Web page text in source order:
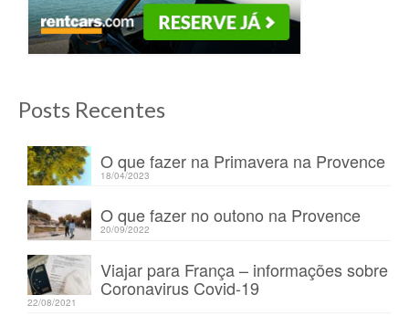
Posts Recentes
O que fazer na Primavera na Provence
18/04/2023
O que fazer no outono na Provence
20/09/2022
Viajar para França – informações sobre
Coronavirus Covid-19
22/08/2021